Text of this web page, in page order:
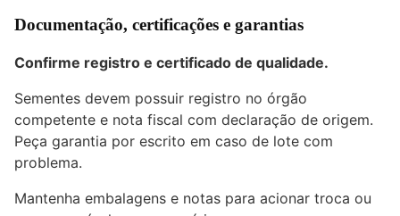
Documentação, certificações e garantias
Confirme registro e certificado de qualidade.
Sementes devem possuir registro no órgão
competente e nota fiscal com declaração de origem.
Peça garantia por escrito em caso de lote com
problema.
Mantenha embalagens e notas para acionar troca ou